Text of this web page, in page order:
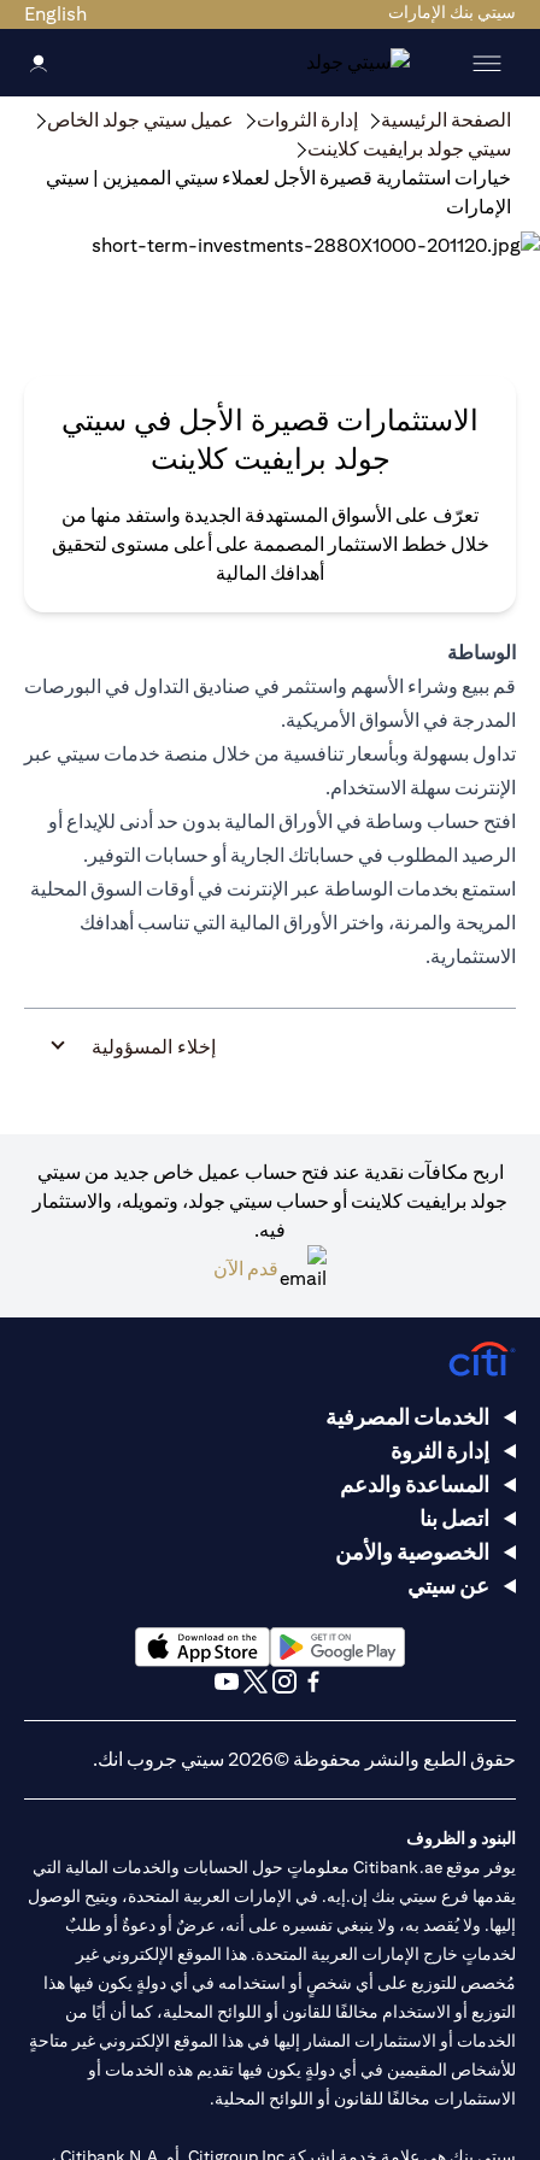
سيتي بنك الإمارات English
الصفحة الرئيسية إدارة الثروات
عميل سيتي جولد الخاص
سيتي جولد برايفيت كلاينت
خيارات استثمارية قصيرة الأجل لعملاء سيتي المميزين | سيتي
الإمارات
الاستثمارات قصيرة الأجل في سيتي
جولد برايفيت كلاينت
تعرّف على الأسواق المستهدفة الجديدة واستفد منها من
خلال خطط الاستثمار المصممة على أعلى مستوى لتحقيق
أهدافك المالية
الوساطة
قم ببيع وشراء الأسهم واستثمر في صناديق التداول في البورصات
المدرجة في الأسواق الأمريكية.
تداول بسهولة وبأسعار تنافسية من خلال منصة خدمات سيتي عبر
الإنترنت سهلة الاستخدام.
افتح حساب وساطة في الأوراق المالية بدون حد أدنى للإيداع أو
الرصيد المطلوب في حساباتك الجارية أو حسابات التوفير.
استمتع بخدمات الوساطة عبر الإنترنت في أوقات السوق المحلية
المريحة والمرنة، واختر الأوراق المالية التي تناسب أهدافك
الاستثمارية.
إخلاء المسؤولية
اربح مكافآت نقدية عند فتح حساب عميل خاص جديد من سيتي
جولد برايفيت كلاينت أو حساب سيتي جولد، وتمويله، والاستثمار
فيه.
قدم الآن
الخدمات المصرفية
إدارة الثروة
المساعدة والدعم
اتصل بنا
الخصوصية والأمن
عن سيتي
opens in a new tab
opens in a new tab
حقوق الطبع والنشر محفوظة ©2026 سيتي جروب انك.
البنود و الظروف
يوفر موقع Citibank.ae معلوماتٍ حول الحسابات والخدمات المالية التي
يقدمها فرع سيتي بنك إن.إيه. في الإمارات العربية المتحدة، ويتيح الوصول
إليها. ولا يُقصد به، ولا ينبغي تفسيره على أنه، عرضٌ أو دعوةٌ أو طلبٌ
لخدماتٍ خارج الإمارات العربية المتحدة. هذا الموقع الإلكتروني غير
مُخصص للتوزيع على أي شخصٍ أو استخدامه في أي دولةٍ يكون فيها هذا
التوزيع أو الاستخدام مخالفًا للقانون أو اللوائح المحلية، كما أن أيًا من
الخدمات أو الاستثمارات المشار إليها في هذا الموقع الإلكتروني غير متاحةٍ
للأشخاص المقيمين في أي دولةٍ يكون فيها تقديم هذه الخدمات أو
الاستثمارات مخالفًا للقانون أو اللوائح المحلية.